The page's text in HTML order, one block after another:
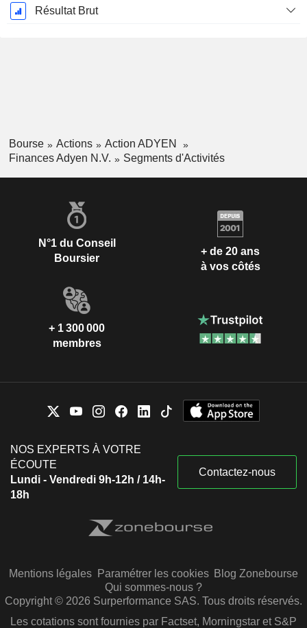
Résultat Brut
Bourse Actions
Action ADYEN
Finances Adyen N.V.
Segments d'Activités
N°1 du Conseil
Boursier
+ de 20 ans
à vos côtés
+ 1 300 000
membres
NOS EXPERTS À VOTRE
ÉCOUTE
Lundi - Vendredi 9h-12h / 14h-
18h
Contactez-nous
Mentions légales Paramétrer les cookies Blog Zonebourse
Qui sommes-nous ?
Copyright © 2026 Surperformance SAS. Tous droits réservés.
Les cotations sont fournies par Factset, Morningstar et S&P